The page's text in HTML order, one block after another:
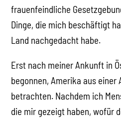
frauenfeindliche
Dinge, die mich beschäftigt
Land nachgedacht habe.
Erst nach meiner Ankunft in
begonnen, Amerika aus einer
betrachten. Nachdem ich
die mir gezeigt haben, wofür